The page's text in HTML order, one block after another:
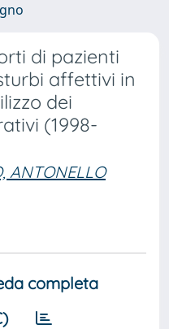
di pazienti
affettivi in
dei
(1998-
ANTONELLO
completa